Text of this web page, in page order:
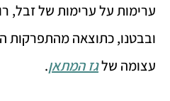
ערימות על ערימות של זבל,
ובבטנו, כתוצאה מהתפרקות
עצומה שלגז המתאן.